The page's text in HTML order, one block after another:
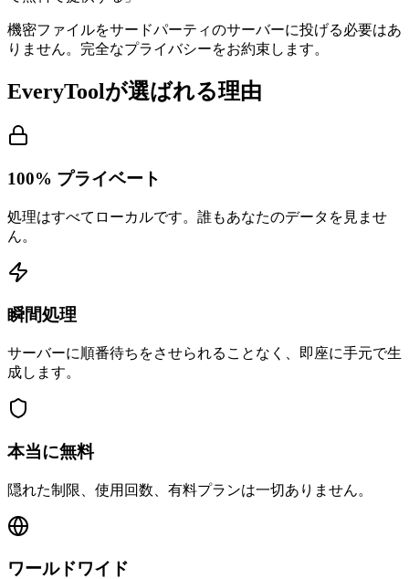
機密ファイルをサードパーティのサーバーに投げる必要はあ
りません。完全なプライバシーをお約束します。
EveryToolが選ばれる理由
100% プライベート
処理はすべてローカルです。誰もあなたのデータを見ませ
ん。
瞬間処理
サーバーに順番待ちをさせられることなく、即座に手元で生
成します。
本当に無料
隠れた制限、使用回数、有料プランは一切ありません。
ワールドワイド